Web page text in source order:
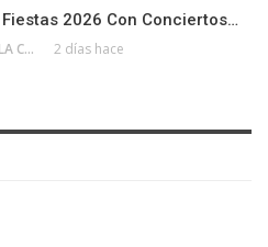
2026 Con Conciertos…
AL CABO DE LA CALLE 2 días hace